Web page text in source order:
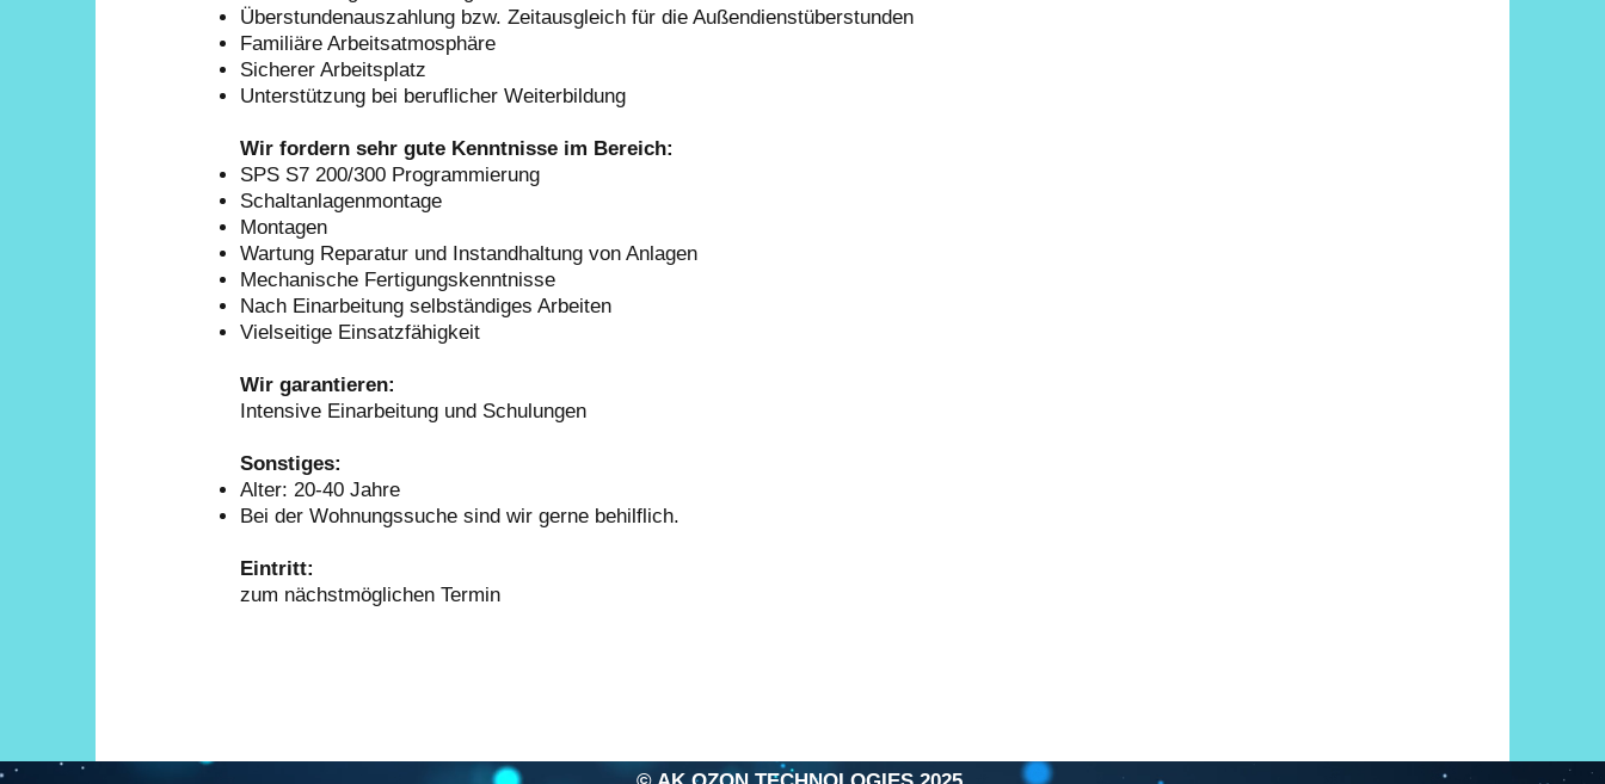
Überstundenauszahlung bzw. Zeitausgleich für die Außendienstüberstunden
Familiäre Arbeitsatmosphäre
Sicherer Arbeitsplatz
Unterstützung bei beruflicher Weiterbildung
Wir fordern sehr gute Kenntnisse im Bereich:
SPS S7 200/300 Programmierung
Schaltanlagenmontage
Montagen
Wartung Reparatur und Instandhaltung von Anlagen
Mechanische Fertigungskenntnisse
Nach Einarbeitung selbständiges Arbeiten
Vielseitige Einsatzfähigkeit
Wir garantieren:
Intensive Einarbeitung und Schulungen
Sonstiges:
Alter: 20-40 Jahre
Bei der Wohnungssuche sind wir gerne behilflich.
Eintritt:
zum nächstmöglichen Termin